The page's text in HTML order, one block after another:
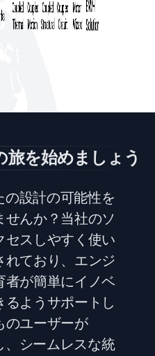
を始めましょう
の設計の可能性を
んか？当社のソ
セスしやすく使い
れており、エンジ
者が簡単にイノベ
るようサポートし
のユーザーが
、シームレスな統